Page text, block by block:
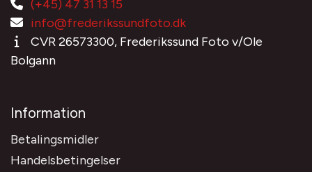
(+45) 47 31 13 15
info@frederikssundfoto.dk
CVR 26573300, Frederikssund Foto v/Ole
Bolgann
Information
Betalingsmidler
Handelsbetingelser